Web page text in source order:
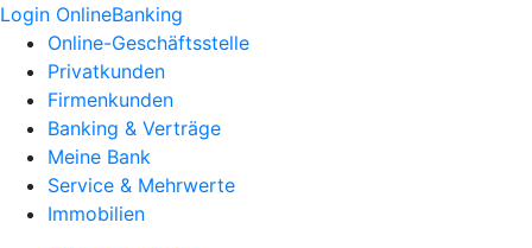
Login OnlineBanking
Online-Geschäftsstelle
Privatkunden
Firmenkunden
Banking & Verträge
Meine Bank
Service & Mehrwerte
Immobilien